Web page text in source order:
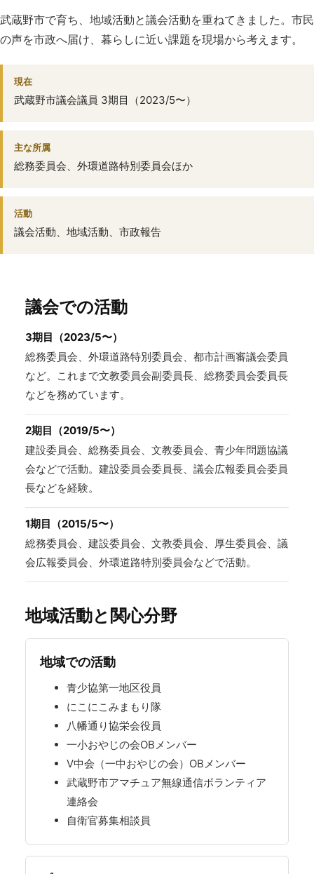
武蔵野市で育ち、地域活動と議会活動を重ねてきました。市民
の声を市政へ届け、暮らしに近い課題を現場から考えます。
現在
武蔵野市議会議員 3期目（2023/5〜）
主な所属
総務委員会、外環道路特別委員会ほか
活動
議会活動、地域活動、市政報告
議会での活動
3期目（2023/5〜）
総務委員会、外環道路特別委員会、都市計画審議会委員
など。これまで文教委員会副委員長、総務委員会委員長
などを務めています。
2期目（2019/5〜）
建設委員会、総務委員会、文教委員会、青少年問題協議
会などで活動。建設委員会委員長、議会広報委員会委員
長などを経験。
1期目（2015/5〜）
総務委員会、建設委員会、文教委員会、厚生委員会、議
会広報委員会、外環道路特別委員会などで活動。
地域活動と関心分野
地域での活動
青少協第一地区役員
にこにこみまもり隊
八幡通り協栄会役員
一小おやじの会OBメンバー
V中会（一中おやじの会）OBメンバー
武蔵野市アマチュア無線通信ボランティア
連絡会
自衛官募集相談員